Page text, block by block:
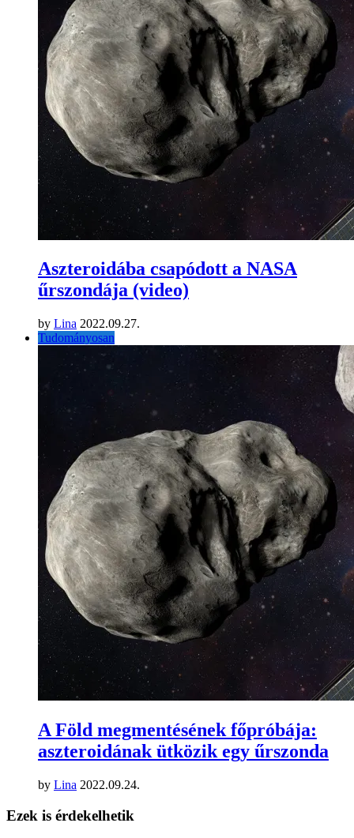
Aszteroidába csapódott a NASA
űrszondája (video)
by Lina 2022.09.27.
Tudományosan
A Föld megmentésének főpróbája:
aszteroidának ütközik egy űrszonda
by Lina 2022.09.24.
Ezek is érdekelhetik